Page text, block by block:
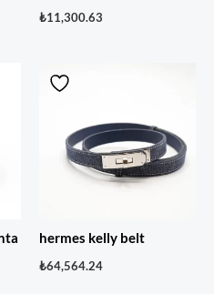
₺11,300.63
hermes kelly belt
₺64,564.24